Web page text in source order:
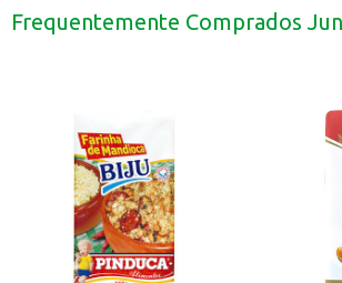
O Doce Xodon Banana é uma opção versátil e
Frequentemente Comprados